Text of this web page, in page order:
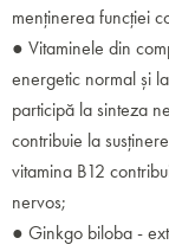
menținerea funcției
● Vitaminele din
energetic normal și
participă la sinteza
contribuie la
vitamina B12
nervos;
● Ginkgo biloba -